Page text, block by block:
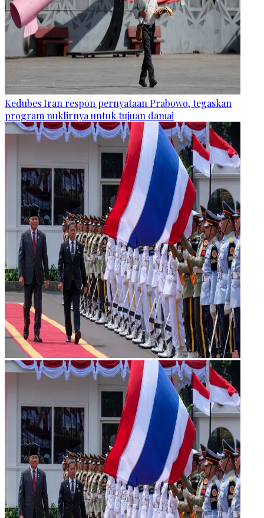
Kedubes Iran respon pernyataan Prabowo, tegaskan
program nuklirnya untuk tujuan damai